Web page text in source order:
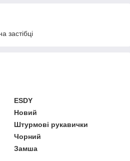
застібці
ESDY
Новий
Штурмові рукавички
Чорний
Замша